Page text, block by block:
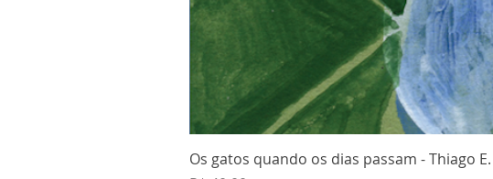
Os gatos quando os dias passam - Thiago E.